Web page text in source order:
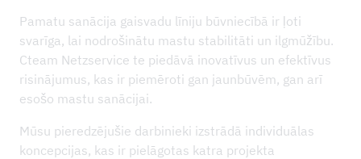
LEJUPIELĀDES
Pamatu sanācija gaisvadu līniju būvniecībā ir ļoti
svarīga, lai nodrošinātu mastu stabilitāti un ilgmūžību.
Cteam Netzservice te piedāvā inovatīvus un efektīvus
risinājumus, kas ir piemēroti gan jaunbūvēm, gan arī
esošo mastu sanācijai.
Mūsu pieredzējušie darbinieki izstrādā individuālas
koncepcijas, kas ir pielāgotas katra projekta